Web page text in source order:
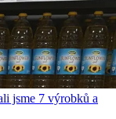
jsme 7 výrobků a